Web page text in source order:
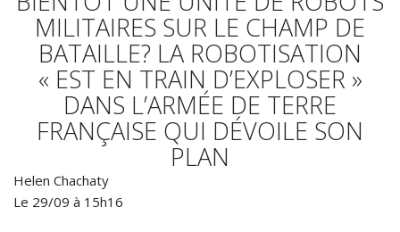
MILITAIRES SUR LE CHAMP DE
BATAILLE? LA ROBOTISATION
« EST EN TRAIN D’EXPLOSER »
DANS L’ARMÉE DE TERRE
FRANÇAISE QUI DÉVOILE SON
PLAN
Helen Chachaty
Le 29/09 à 15h16